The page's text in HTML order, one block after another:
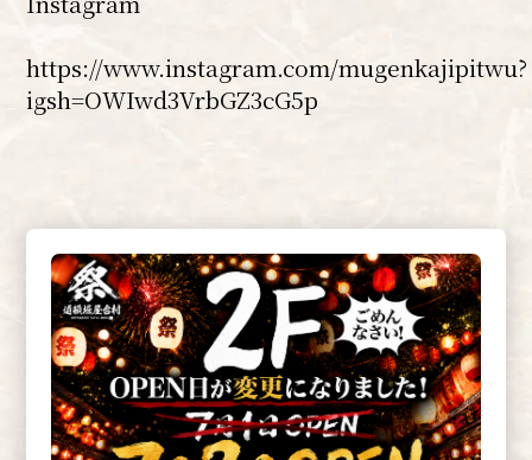
https://www.instagram.com/mugenkajipitwu?
igsh=OWIwd3VrbGZ3cG5p